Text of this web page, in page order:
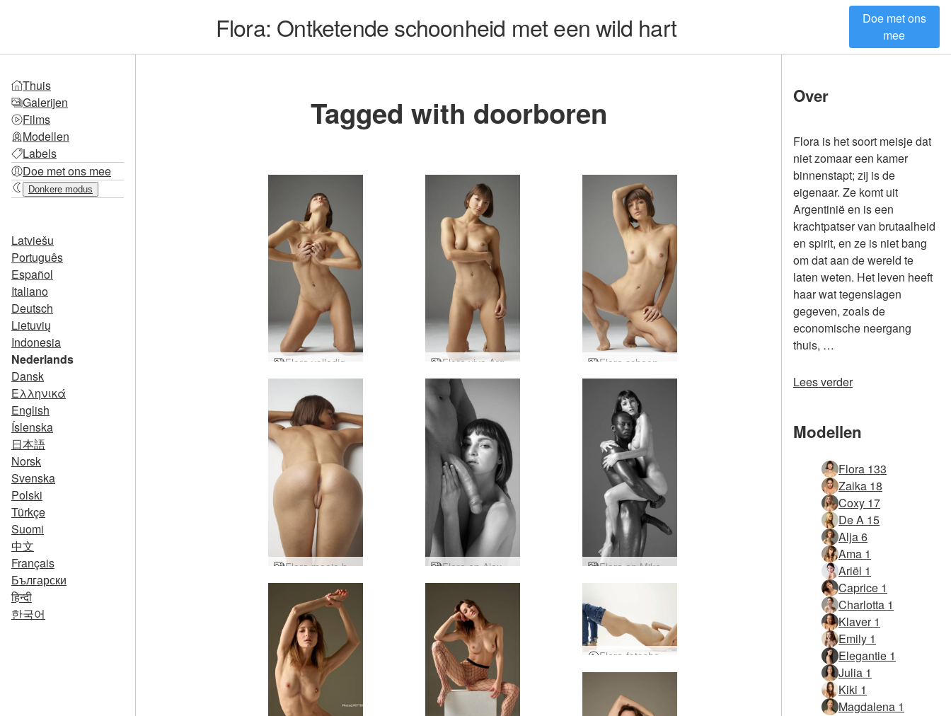
Flora: Ontketende schoonheid met een wild hart
Doe met ons
mee
Thuis
Galerijen
Films
Modellen
Labels
Doe met ons mee
Donkere modus
Latviešu
Português
Español
Italiano
Deutsch
Lietuvių
Indonesia
Nederlands
Dansk
Ελληνικά
English
Íslenska
日本語
Norsk
Svenska
Polski
Türkçe
Suomi
中文
Français
Български
हिन्दी
한국어
Tagged with doorboren
Flora viva Argentinië
Flora mooie billen Flora en Alex Tom uit Finland brengen een eerbetoon aan deel twee Flora en Mike Tom uit Finland brengen een eerbetoon aan deel één
Flora-fotoshoot in Berlijn
Over
Flora is het soort meisje dat
niet zomaar een kamer
binnenstapt; zij is de
eigenaar. Ze komt uit
Argentinië en is een
krachtpatser van brutaalheid
en spirit, en ze is niet bang
om dat aan de wereld te
laten weten. Het leven heeft
haar wat tegenslagen
gegeven, zoals de
economische neergang
thuis, …
Lees verder
Modellen
Flora 133
Zaika 18
Coxy 17
De A 15
Alja 6
Ama 1
Ariël 1
Caprice 1
Charlotta 1
Klaver 1
Emily 1
Elegantie 1
Julia 1
Kiki 1
Magdalena 1